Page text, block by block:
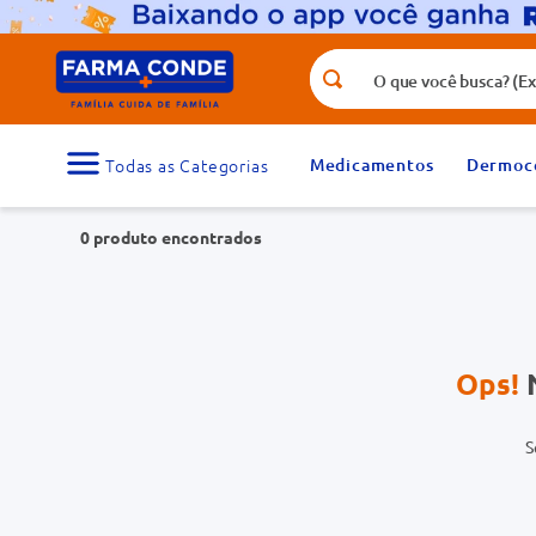
O que você busca? (Ex.: vitamina,
Medicamentos
0 produto
Termos mais buscados
1
medicamento
5